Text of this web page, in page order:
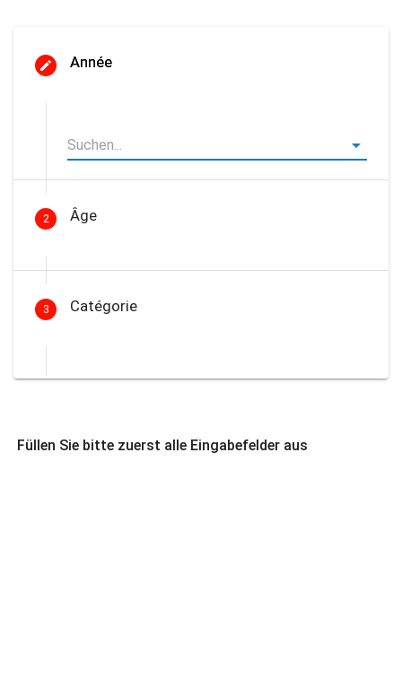
Année
2 Âge
3 Catégorie
Füllen Sie bitte zuerst alle Eingabefelder aus